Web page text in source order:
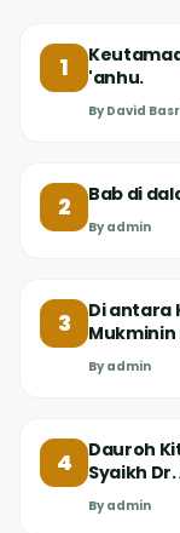
1
'anhu.
By David
2 Bab di
By admin
3
Di antara
By admin
4
Dauroh
Syaikh
#14
Kiblat
By admin